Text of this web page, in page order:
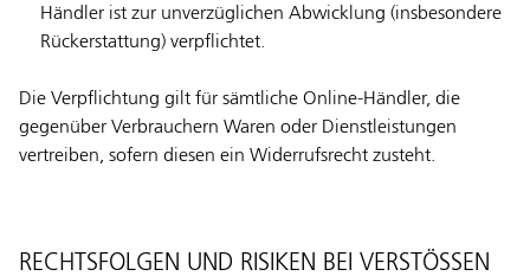
Händler ist zur unverzüglichen Abwicklung (insbesondere
Rückerstattung) verpflichtet.
Die Verpflichtung gilt für sämtliche Online-Händler, die
gegenüber Verbrauchern Waren oder Dienstleistungen
vertreiben, sofern diesen ein Widerrufsrecht zusteht.
RECHTSFOLGEN UND RISIKEN BEI VERSTÖSSEN